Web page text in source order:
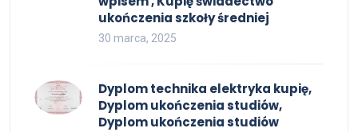
ukończenia szkoły średniej
30 marca, 2025
Dyplom technika elektryka kupię,
Dyplom ukończenia studiów,
Dyplom ukończenia studiów